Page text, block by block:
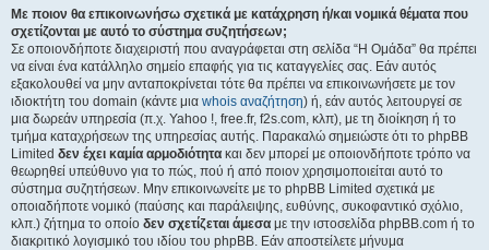
Με ποιον θα επικοινωνήσω σχετικά με κατάχρηση ή/και νομικά θέματα που
σχετίζονται με αυτό το σύστημα συζητήσεων;
Σε οποιονδήποτε διαχειριστή που αναγράφεται στη σελίδα “Η Ομάδα” θα πρέπει
να είναι ένα κατάλληλο σημείο επαφής για τις καταγγελίες σας. Εάν αυτός
εξακολουθεί να μην ανταποκρίνεται τότε θα πρέπει να επικοινωνήσετε με τον
ιδιοκτήτη του domain (κάντε μια whois αναζήτηση) ή, εάν αυτός λειτουργεί σε
μια δωρεάν υπηρεσία (π.χ. Yahoo !, free.fr, f2s.com, κλπ), με τη διοίκηση ή το
τμήμα καταχρήσεων της υπηρεσίας αυτής. Παρακαλώ σημειώστε ότι το phpBB
Limited δεν έχει καμία αρμοδιότητα και δεν μπορεί με οποιονδήποτε τρόπο να
θεωρηθεί υπεύθυνο για το πώς, πού ή από ποιον χρησιμοποιείται αυτό το
σύστημα συζητήσεων. Μην επικοινωνείτε με το phpBB Limited σχετικά με
οποιαδήποτε νομικό (παύσης και παράλειψης, ευθύνης, συκοφαντικό σχόλιο,
κλπ.) ζήτημα το οποίο δεν σχετίζεται άμεσα με την ιστοσελίδα phpBB.com ή το
διακριτικό λογισμικό του ιδίου του phpBB. Εάν αποστείλετε μήνυμα